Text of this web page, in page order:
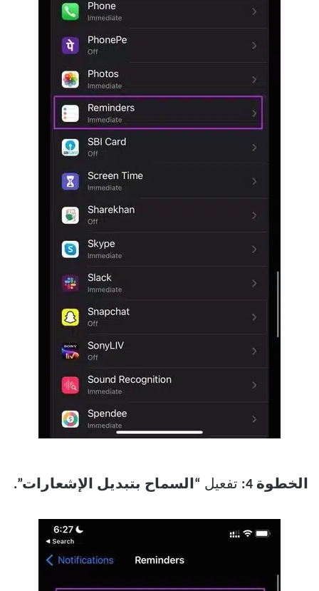
الخطوة 4: تفعيل “السماح بتبديل الإشعارات”.